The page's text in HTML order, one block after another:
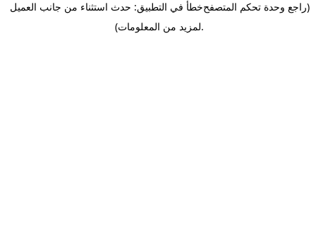
خطأ في التطبيق: حدث استثناء من جانب العميل(راجع وحدة تحكم المتصفح
لمزيد من المعلومات).